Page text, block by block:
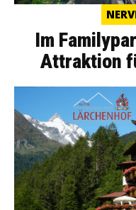
Im
Attraktion